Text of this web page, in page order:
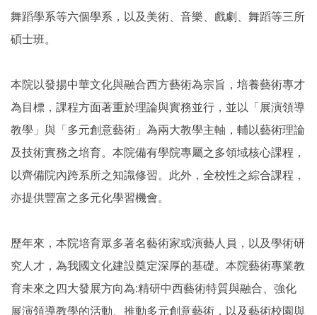
舞蹈學系等六個學系，以及美術、音樂、戲劇、舞蹈等三所
碩士班。
本院以發揚中華文化與融合西方藝術為宗旨，培養藝術專才
為目標，課程方面著重於理論與實務並行，並以「展演領導
教學」與「多元創意藝術」為兩大教學主軸，輔以藝術理論
及技術實務之培育。本院備有學院專屬之多領域核心課程，
以齊備院內跨系所之知識修習。此外，全校性之綜合課程，
亦提供豐富之多元化學習機會。
歷年來，本院培育眾多著名藝術家或演藝人員，以及學術研
究人才，為我國文化建設奠定深厚的基礎。本院藝術專業教
育未來之四大發展方向為:精研中西藝術特質與融合、強化
展演領導教學的活動、推動多元創意藝術，以及藝術校園與